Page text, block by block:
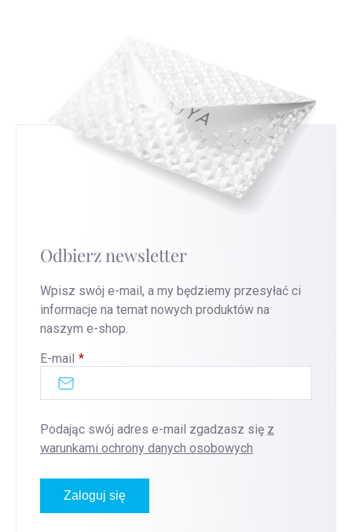
Odbierz newsletter
Wpisz swój e-mail, a my będziemy przesyłać ci
informacje na temat nowych produktów na
naszym e-shop.
E-mail
Podając swój adres e-mail zgadzasz się z
warunkami ochrony danych osobowych
Zaloguj się